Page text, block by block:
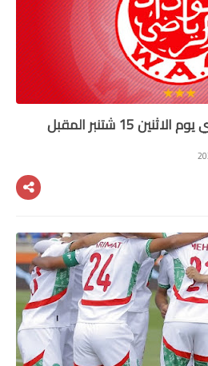
قسم الهواة
القسم الأول هواة
القسم الثاني هواة
الرياضة باسفي
15 شتنبر المقبل